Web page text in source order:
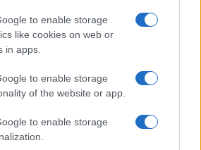
to enable storage
like cookies on web or
in apps.
to enable storage
of the website or app.
to enable storage